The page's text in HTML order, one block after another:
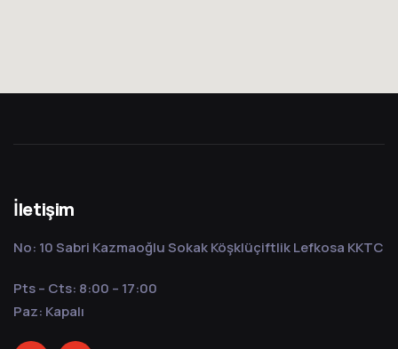
İletişim
No: 10 Sabri Kazmaoğlu Sokak Köşklüçiftlik Lefkosa KKTC
Pts – Cts: 8:00 – 17:00
Paz: Kapalı